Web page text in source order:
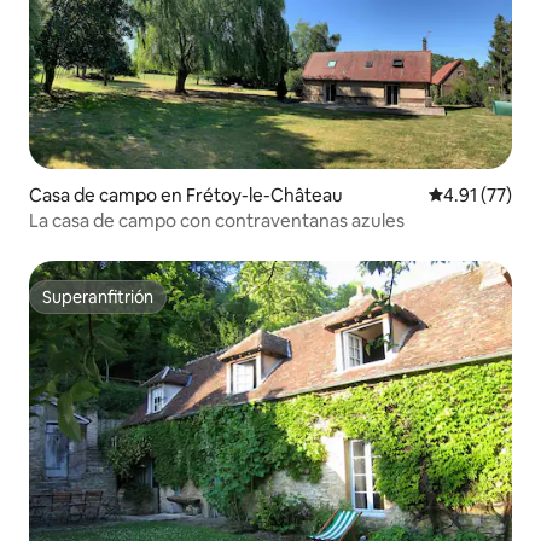
Casa de campo en Frétoy-le-Château Calificación
4.91 (77)
La casa de campo con contraventanas azules
Superanfitrión
Superanfitrión